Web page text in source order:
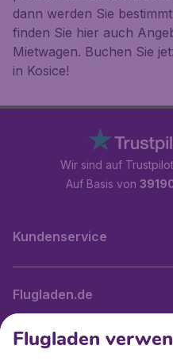
dann werden Sie
finden Sie hier auch
Mietwagen. Buchen Sie
in Kosice!
Wir sind auf
Auf Basis von
Kundenservice
Flugladen.de
Internationale Webseiten
Flugladen